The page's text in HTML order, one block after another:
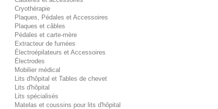
Cryothérapie
Plaques, Pédales et Accessoires
Plaques et câbles
Pédales et carte-mère
Extracteur de fumées
Électroépilateurs et Accessoires
Électrodes
Mobilier médical
Lits d'hôpital et Tables de chevet
Lits d'hôpital
Lits spécialisés
Matelas et coussins pour lits d'hôpital